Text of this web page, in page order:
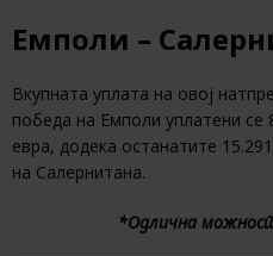
Емполи –
Вкупната уплата на овој
победа на Емполи уплатени се
евра, додека останатите
на Салернитана.
*Одлична